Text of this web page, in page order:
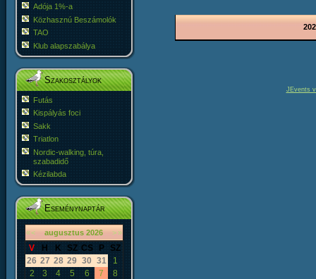
Adója 1%-a
Közhasznú Beszámolók
TAO
Klub alapszabálya
Szakosztályok
Futás
Kispályás foci
Sakk
Triatlon
Nordic-walking, túra,
szabadidő
Kézilabda
Eseménynaptár
«< augusztus 2026 >»
V H K SZ CS P
SZ
26 27 28 29 30 31
1
2
3 4 5 6 7
8
JEvents